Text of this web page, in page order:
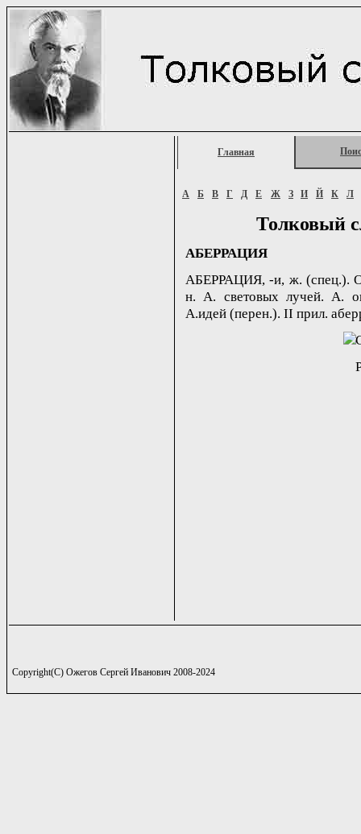
Главная
А Б В Г Д Е Ж З И Й К Л
Толковый
АБЕРРАЦИЯ
АБЕРРАЦИЯ, -и, ж. (спец.).
н. А. световых лучей. А.
А.идей (перен.). II прил.
Copyright(C) Ожегов Сергей Иванович 2008-2024